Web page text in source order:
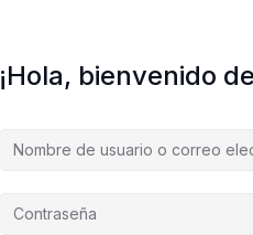
¡Hola, bienvenido